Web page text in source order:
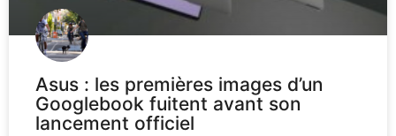
Asus : les premières images d’un
Googlebook fuitent avant son
lancement officiel